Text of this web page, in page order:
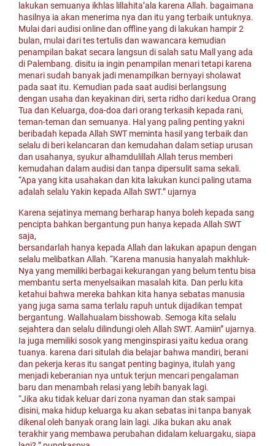
lakukan semuanya ikhlas lillahita’ala karena Allah. bagaimana
hasilnya ia akan menerima nya dan itu yang terbaik untuknya.
Mulai dari audisi online dan offline yang di lakukan hampir 2
bulan, mulai dari tes tertulis dan wawancara kemudian
penampilan bakat secara langsun di salah satu Mall yang ada
di Palembang. disitu ia ingin penampilan menari tetapi karena
menari sudah banyak jadi menampilkan bernyayi sholawat
pada saat itu. Kemudian pada saat audisi berlangsung
dengan usaha dan keyakinan diri, serta ridho dari kedua Orang
Tua dan Keluarga, doa-doa dari orang terkasih kepada rani,
teman-teman dan semuanya. Hal yang paling penting yakni
beribadah kepada Allah SWT meminta hasil yang terbaik dan
selalu di beri kelancaran dan kemudahan dalam setiap urusan
dan usahanya, syukur alhamdulillah Allah terus memberi
kemudahan dalam audisi dan tanpa dipersulit sama sekali.
“Apa yang kita usahakan dan kita lakukan kunci paling utama
adalah selalu Yakin kepada Allah SWT.” ujarnya
Karena sejatinya memang berharap hanya boleh kepada sang
pencipta bahkan bergantung pun hanya kepada Allah SWT
saja,
bersandarlah hanya kepada Allah dan lakukan apapun dengan
selalu melibatkan Allah. “Karena manusia hanyalah makhluk-
Nya yang memiliki berbagai kekurangan yang belum tentu bisa
membantu serta menyelsaikan masalah kita. Dan perlu kita
ketahui bahwa mereka bahkan kita hanya sebatas manusia
yang juga sama sama terlalu rapuh untuk dijadikan tempat
bergantung. Wallahualam bisshowab. Semoga kita selalu
sejahtera dan selalu dilindungi oleh Allah SWT. Aamiin” ujarnya.
Ia juga memiliki sosok yang menginspirasi yaitu kedua orang
tuanya. karena dari situlah dia belajar bahwa mandiri, berani
dan pekerja keras itu sangat penting baginya, itulah yang
menjadi keberanian nya untuk terjun mencari pengalaman
baru dan menambah relasi yang lebih banyak lagi.
“Jika aku tidak keluar dari zona nyaman dan stak sampai
disini, maka hidup keluarga ku akan sebatas ini tanpa banyak
dikenal oleh banyak orang lain lagi. Jika bukan aku anak
terakhir yang membawa perubahan didalam keluargaku, siapa